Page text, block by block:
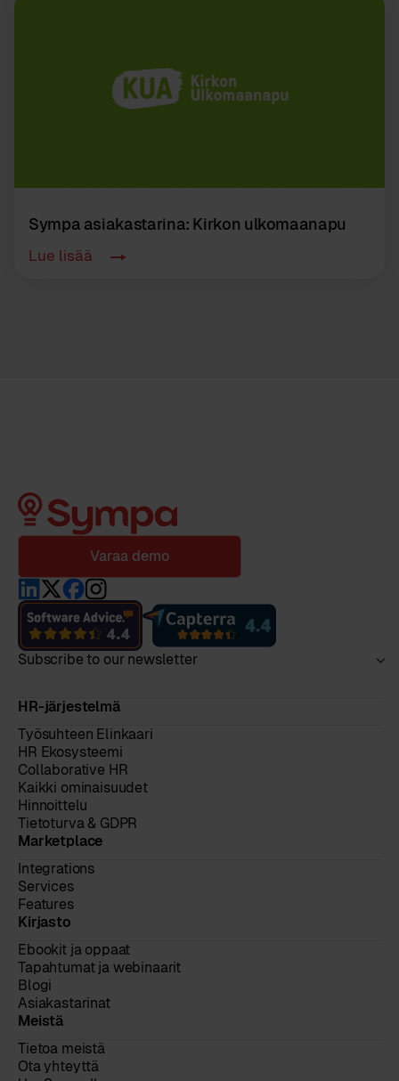
Sympa asiakastarina: Kirkon ulkomaanapu
Lue lisää
Varaa demo
Subscribe to our newsletter
HR-järjestelmä
Työsuhteen Elinkaari
HR Ekosysteemi
Collaborative HR
Kaikki ominaisuudet
Hinnoittelu
Tietoturva & GDPR
Marketplace
Integrations
Services
Features
Kirjasto
Ebookit ja oppaat
Tapahtumat ja webinaarit
Blogi
Asiakastarinat
Meistä
Tietoa meistä
Ota yhteyttä